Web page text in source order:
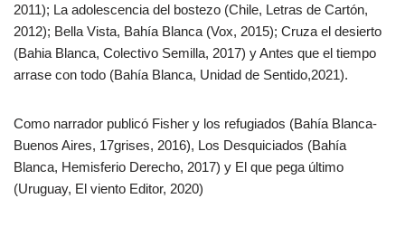
2011); La adolescencia del bostezo (Chile, Letras de Cartón,
2012); Bella Vista, Bahía Blanca (Vox, 2015); Cruza el desierto
(Bahia Blanca, Colectivo Semilla, 2017) y Antes que el tiempo
arrase con todo (Bahía Blanca, Unidad de Sentido,2021).
Como narrador publicó Fisher y los refugiados (Bahía Blanca-
Buenos Aires, 17grises, 2016), Los Desquiciados (Bahía
Blanca, Hemisferio Derecho, 2017) y El que pega último
(Uruguay, El viento Editor, 2020)